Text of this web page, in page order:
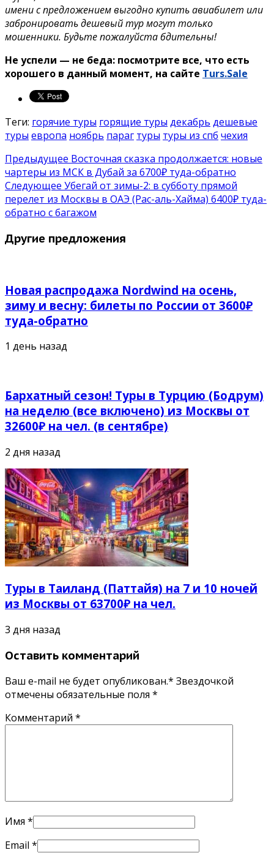
имени с предложением выгодно купить авиабилет или
забронировать дешевый тур могут только
мошенники. Будьте пожалуйста бдительны!
Не успели — не беда: посмотрите все, что есть
хорошего в данный момент, на сайте Turs.Sale
Теги: горячие туры горящие туры декабрь дешевые
туры европа ноябрь параг туры туры из спб чехия
Предыдущее Восточная сказка продолжается: новые
чартеры из МСК в Дубай за 6700₽ туда-обратно
Следующее Убегай от зимы-2: в субботу прямой
перелет из Москвы в ОАЭ (Рас-аль-Хайма) 6400₽ туда-
обратно с багажом
Другие предложения
Новая распродажа Nordwind на осень,
зиму и весну: билеты по России от 3600₽
туда-обратно
1 день назад
Бархатный сезон! Туры в Турцию (Бодрум)
на неделю (все включено) из Москвы от
32600₽ на чел. (в сентябре)
2 дня назад
Туры в Таиланд (Паттайя) на 7 и 10 ночей
из Москвы от 63700₽ на чел.
3 дня назад
Оставить комментарий
Ваш e-mail не будет опубликован.* Звездочкой
отмечены обязательные поля *
Комментарий *
Имя *
Email *